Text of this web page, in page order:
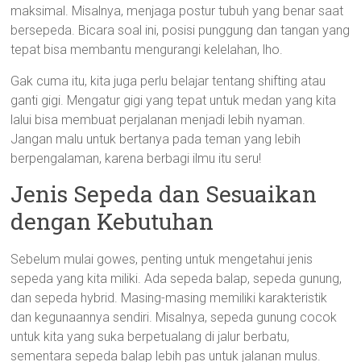
maksimal. Misalnya, menjaga postur tubuh yang benar saat
bersepeda. Bicara soal ini, posisi punggung dan tangan yang
tepat bisa membantu mengurangi kelelahan, lho.
Gak cuma itu, kita juga perlu belajar tentang shifting atau
ganti gigi. Mengatur gigi yang tepat untuk medan yang kita
lalui bisa membuat perjalanan menjadi lebih nyaman.
Jangan malu untuk bertanya pada teman yang lebih
berpengalaman, karena berbagi ilmu itu seru!
Jenis Sepeda dan Sesuaikan
dengan Kebutuhan
Sebelum mulai gowes, penting untuk mengetahui jenis
sepeda yang kita miliki. Ada sepeda balap, sepeda gunung,
dan sepeda hybrid. Masing-masing memiliki karakteristik
dan kegunaannya sendiri. Misalnya, sepeda gunung cocok
untuk kita yang suka berpetualang di jalur berbatu,
sementara sepeda balap lebih pas untuk jalanan mulus.